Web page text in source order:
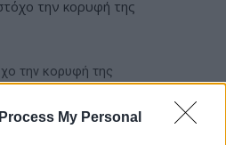
My Personal
την κορυφή της